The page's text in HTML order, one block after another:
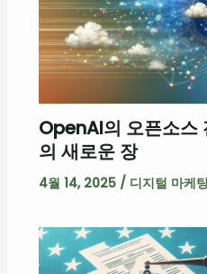
OpenAI의 오픈소스
의 새로운 장
4월 14, 2025 / 디지털 마케팅